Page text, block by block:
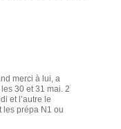
merci à lui, a
30 et 31 mai. 2
et l’autre le
les prépa N1 ou